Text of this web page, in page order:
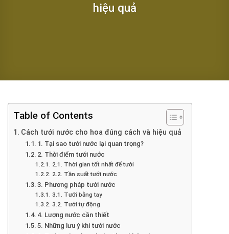
hiệu quả
Table of Contents
Cách tưới nước cho hoa đúng cách và hiệu quả
1. Tại sao tưới nước lại quan trọng?
2. Thời điểm tưới nước
2.1. Thời gian tốt nhất để tưới
2.2. Tần suất tưới nước
3. Phương pháp tưới nước
3.1. Tưới bằng tay
3.2. Tưới tự động
4. Lượng nước cần thiết
5. Những lưu ý khi tưới nước